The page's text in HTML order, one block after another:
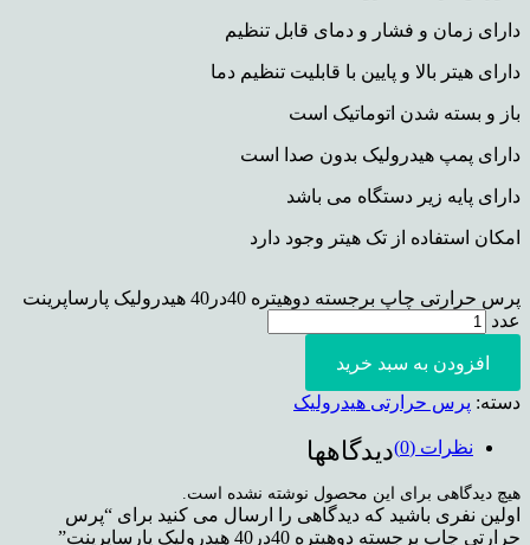
دارای زمان و فشار و دمای قابل تنظیم
دارای هیتر بالا و پایین با قابلیت تنظیم دما
باز و بسته شدن اتوماتیک است
دارای پمپ هیدرولیک بدون صدا است
دارای پایه زیر دستگاه می باشد
امکان استفاده از تک هیتر وجود دارد
پرس حرارتی چاپ برجسته دوهیتره 40در40 هیدرولیک پارساپرینت
عدد
افزودن به سبد خرید
دسته: پرس حرارتی هیدرولیک
نظرات (0) دیدگاهها
هیچ دیدگاهی برای این محصول نوشته نشده است.
اولین نفری باشید که دیدگاهی را ارسال می کنید برای “پرس
حرارتی چاپ برجسته دوهیتره 40در40 هیدرولیک پارساپرینت”